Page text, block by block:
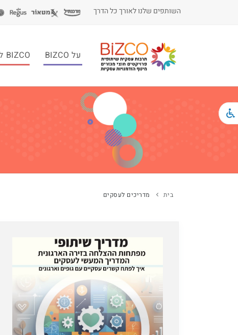
השותפים שלנו לאורך כל הדרך
על BIZCO BIZCO לעסקים
בית מדריכים לעסקים